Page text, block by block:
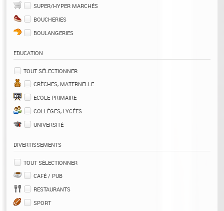
SUPER/HYPER MARCHÉS
BOUCHERIES
BOULANGERIES
EDUCATION
TOUT SÉLECTIONNER
CRÈCHES, MATERNELLE
ECOLE PRIMAIRE
COLLÈGES, LYCÉES
UNIVERSITÉ
DIVERTISSEMENTS
TOUT SÉLECTIONNER
CAFÉ / PUB
RESTAURANTS
SPORT